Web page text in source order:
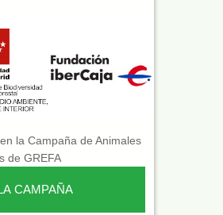
la Campaña de Animales
de GREFA
CAMPAÑA